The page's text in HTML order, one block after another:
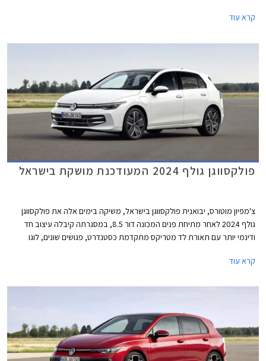
45,000 ₪ ביחס לדגם היוצא ועומד כעת על 299,900 ₪.
קרא עוד
פולקסווגן גולף 2024 המעודכנת מושקת בישראל
צ'מפיון מוטורס, יבואנית פולקסווגן בישראל, משיקה בימים אלה את פולקסווגן
גולף 2024 לאחר מתיחת פנים המכונה דור 8.5, במסגרתה קיבלה עיצוב חד
ודינמי יותר עם תאורת לד מטריקס מתקדמת כסטנדרט, פגושים שונים, לוגו
אינץ' עם ממשק נוח יותר לתפעול ואפשרויות התאמה אישית. בנוסף עודכן היצע
משמעותית ביחס לדגם הקודם ועומד על החל מ- 169,900 ₪.
קרא עוד